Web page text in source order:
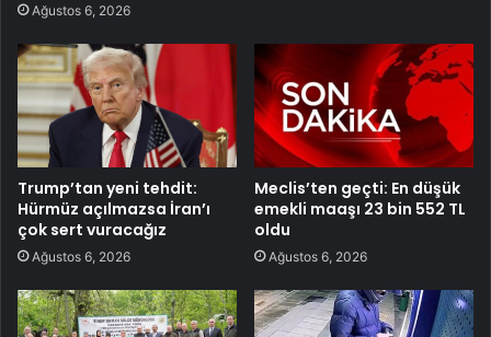
Ağustos 6, 2026
Trump’tan yeni tehdit:
Hürmüz açılmazsa İran’ı
çok sert vuracağız
Ağustos 6, 2026
Meclis’ten geçti: En düşük
emekli maaşı 23 bin 552 TL
oldu
Ağustos 6, 2026